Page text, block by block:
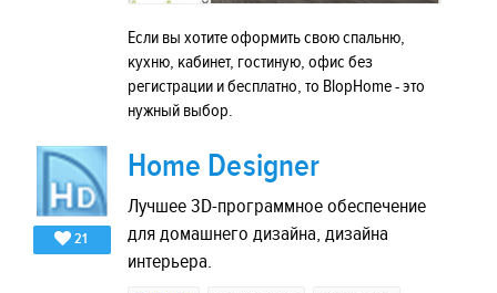
Если вы хотите оформить свою спальню,
кухню, кабинет, гостиную, офис без
регистрации и бесплатно, то BlopHome - это
нужный выбор.
21
Home Designer
Лучшее 3D-программное обеспечение
для домашнего дизайна, дизайна
интерьера.